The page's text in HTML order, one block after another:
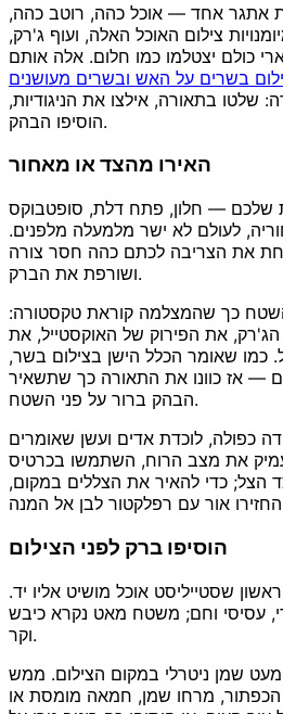
אתגר אחד — אוכל כהה, רוטב כהה,
צילום האוכל האלה, ועוף ג'רק,
כולם יצטלמו כמו חלום. אלה אותם
בשרים על האש ובשרים מעושנים
שלטו בתאורה, אילצו את הניגודיות,
הוסיפו הבהק.
האירו מהצד או מאחור
שלכם — חלון, פתח דלת, סופטבוקס
לעולם לא ישר מלמעלה מלפנים.
את הצריבה לכתם כהה חסר צורה
ושורפת את הברק.
כך שהמצלמה קוראת טקסטורה:
את הפירוק של האוקסטייל, את
כמו שאומר הכלל הישן בצילום בשר,
— אז כוונו את התאורה כך שתשאיר
הבהק ברור על פני השטח.
כפולה, לוכדת אדים ועשן שאומרים
את מצב הרוח, השתמשו בכרטיס
הצל; כדי להאיר את הצללים במקום,
הוסיפו ברק לפני הצילום
שסטייליסט אוכל מושיט אליו יד.
עסיסי וחם; משטח מאט נקרא כיבש
וקר.
שמן ניטרלי במקום הצילום. ממש
מרחו שמן, חמאה מומסת או